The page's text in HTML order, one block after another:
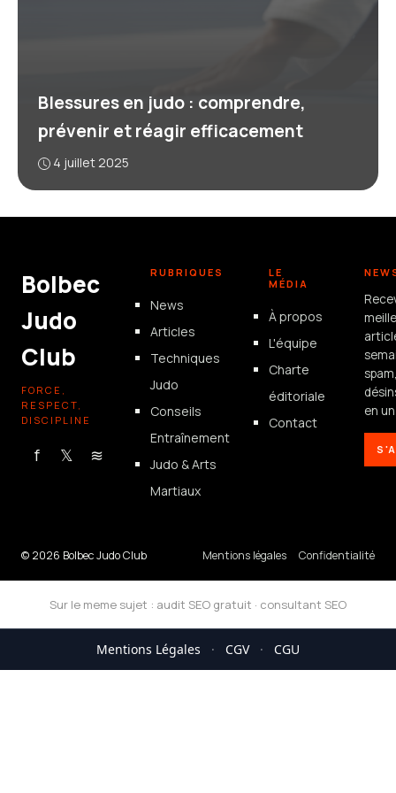
Blessures en judo : comprendre,
prévenir et réagir efficacement
4 juillet 2025
Bolbec
Judo
Club
FORCE,
RESPECT,
DISCIPLINE
f 𝕏 ≋
RUBRIQUES
News
Articles
Techniques
Judo
Conseils
Entraînement
Judo & Arts
Martiaux
LE
MÉDIA
À propos
L'équipe
Charte
éditoriale
Contact
en
© 2026 Bolbec Judo Club Mentions légales Confidentialité
Sur le meme sujet : audit SEO gratuit · consultant SEO
Mentions Légales · CGV · CGU